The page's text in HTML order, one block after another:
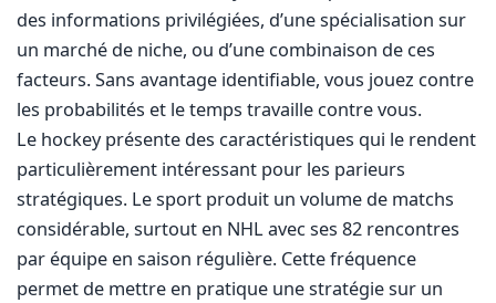
des informations privilégiées, d’une spécialisation sur
un marché de niche, ou d’une combinaison de ces
facteurs. Sans avantage identifiable, vous jouez contre
les probabilités et le temps travaille contre vous.
Le hockey présente des caractéristiques qui le rendent
particulièrement intéressant pour les parieurs
stratégiques. Le sport produit un volume de matchs
considérable, surtout en NHL avec ses 82 rencontres
par équipe en saison régulière. Cette fréquence
permet de mettre en pratique une stratégie sur un